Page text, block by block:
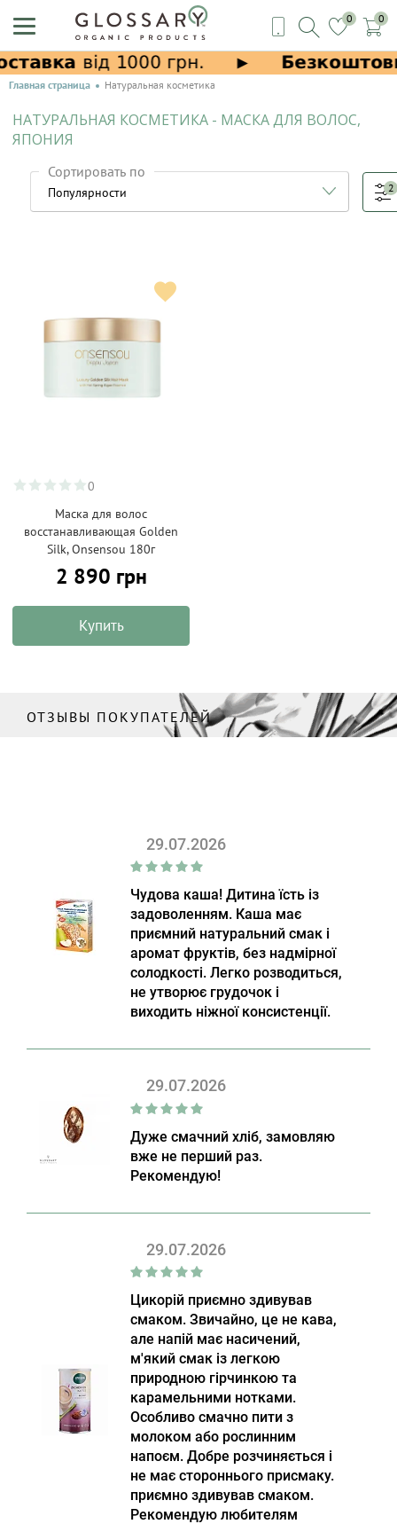
0 0
Главная страница Натуральная косметика
НАТУРАЛЬНАЯ КОСМЕТИКА - МАСКА ДЛЯ ВОЛОС,
ЯПОНИЯ
Сортировать по
2
0
Маска для волос
восстанавливающая Golden
Silk, Onsensou 180г
2 890 грн
Купить
ОТЗЫВЫ ПОКУПАТЕЛЕЙ
29.07.2026
Чудова каша! Дитина їсть із
задоволенням. Каша має
приємний натуральний смак і
аромат фруктів, без надмірної
солодкості. Легко розводиться,
не утворює грудочок і
виходить ніжної консистенції.
29.07.2026
Дуже смачний хліб, замовляю
вже не перший раз.
Рекомендую!
29.07.2026
Цикорій приємно здивував
смаком. Звичайно, це не кава,
але напій має насичений,
м'який смак із легкою
природною гірчинкою та
карамельними нотками.
Особливо смачно пити з
молоком або рослинним
напоєм. Добре розчиняється і
не має стороннього присмаку.
приємно здивував смаком.
Рекомендую любителям